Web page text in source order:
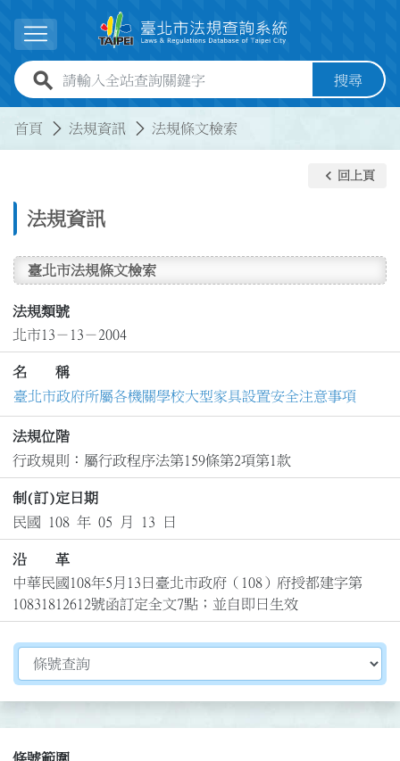
展開選單
全站查詢關鍵字欄位 搜尋
首頁 法規資訊 法規條文檢索
法規資訊
keyboard_arrow_left 回上頁
臺北市法規條文檢索
法規類號
北市13－13－2004
名 稱
臺北市政府所屬各機關學校大型家具設置安全注意事項
法規位階
行政規則：屬行政程序法第159條第2項第1款
制(訂)定日期
民國 108 年 05 月 13 日
沿 革
中華民國108年5月13日臺北市政府（108）府授都建字第
10831812612號函訂定全文7點；並自即日生效
切換選擇法規資訊內容
條號範圍